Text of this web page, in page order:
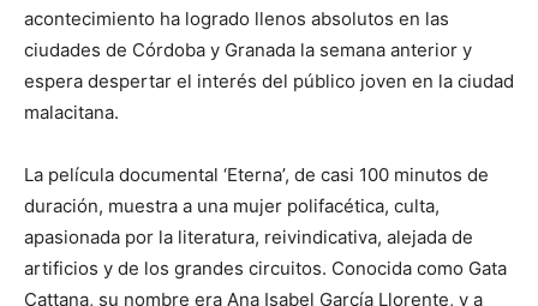
acontecimiento ha logrado llenos absolutos en las
ciudades de Córdoba y Granada la semana anterior y
espera despertar el interés del público joven en la ciudad
malacitana.
La película documental ‘Eterna’, de casi 100 minutos de
duración, muestra a una mujer polifacética, culta,
apasionada por la literatura, reivindicativa, alejada de
artificios y de los grandes circuitos. Conocida como Gata
Cattana, su nombre era Ana Isabel García Llorente, y a